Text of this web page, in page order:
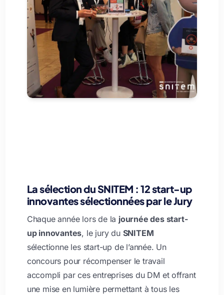
La sélection du SNITEM : 12 start-up
innovantes sélectionnées par le Jury
Chaque année lors de la journée des start-
up innovantes, le jury du SNITEM
sélectionne les start-up de l’année. Un
concours pour récompenser le travail
accompli par ces entreprises du DM et offrant
une mise en lumière permettant à tous les